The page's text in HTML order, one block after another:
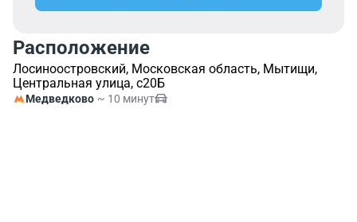
Расположение
Лосиноостровский, Московская область, Мытищи,
Центральная улица, с20Б
Медведково ~ 10 минут